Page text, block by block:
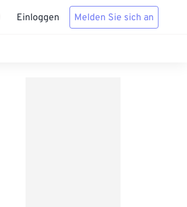
Einloggen Melden Sie sich an